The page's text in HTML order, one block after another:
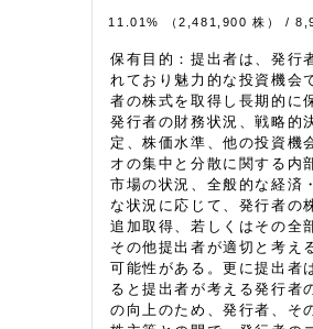
11.01% （2,481,900 株） /
保有目的：提出者は、発行
れており魅力的な投資機会
者の株式を取得し長期的に
発行者の財務状況、戦略的
定、株価水準、他の投資機
オの集中と分散に関する内
市場の状況、全般的な経済
な状況に応じて、発行者の
追加取得、若しくはその全
その他提出者が適切と考え
可能性がある。更に提出者
ると提出者が考える発行者
の向上のため、発行者、そ